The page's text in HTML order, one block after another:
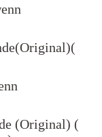
(Original) (